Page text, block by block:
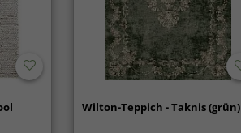
Wilton-Teppich - Taknis (grün)